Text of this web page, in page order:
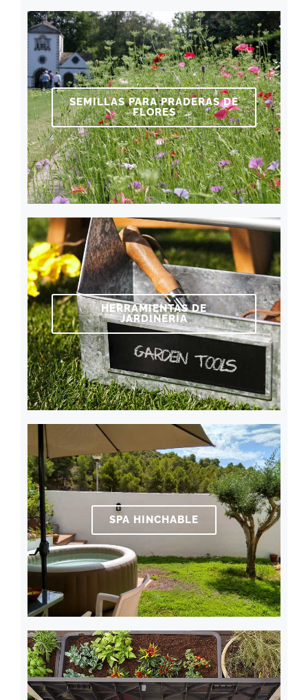
SEMILLAS PARA PRADERAS DE
FLORES
HERRAMIENTAS DE
JARDINERÍA
SPA HINCHABLE